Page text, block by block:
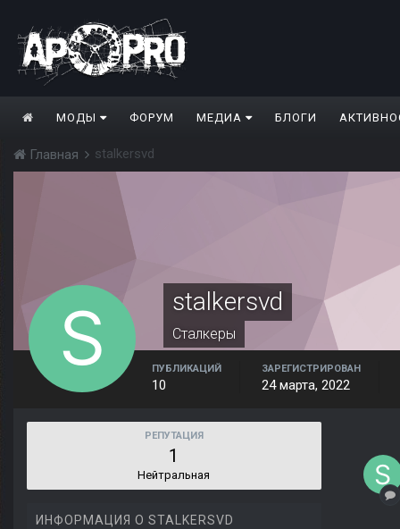
МОДЫ ФОРУМ МЕДИА БЛОГИ
Главная stalkersvd
stalkersvd
Сталкеры
ПУБЛИКАЦИЙ
10
ЗАРЕГИСТРИРОВАН
24 марта, 2022
РЕПУТАЦИЯ
1
Нейтральная
ИНФОРМАЦИЯ О STALKERSVD